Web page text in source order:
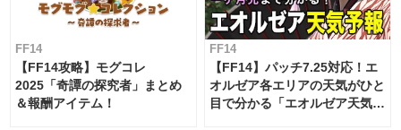
FF14
【FF14攻略】モグコレ
2025「奇譚の探究者」まとめ
＆報酬アイテム！
FF14
【FF14】パッチ7.25対応！エ
オルゼア各エリアの天気がひと
目で分かる「エオルゼア天気予